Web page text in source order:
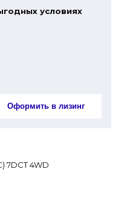
условиях
Оформить в лизинг
7DCT 4WD